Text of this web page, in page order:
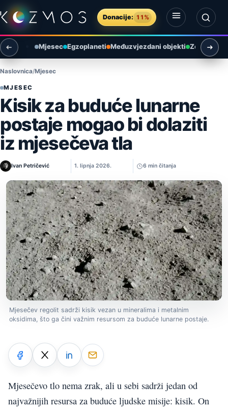
Preskoči na sadržaj
Donacije: 11%
Otvori izbornik
Otvori pretragu
Mjesec Egzoplaneti Međuzvjezdani objekti Zemlja i
Naslovnica Mjesec
MJESEC
Kisik za buduće lunarne
postaje mogao bi dolaziti
iz mjesečeva tla
Ivan Petričević 1. lipnja 2026. 6 min čitanja
Mjesečev regolit sadrži kisik vezan u mineralima i metalnim
oksidima, što ga čini važnim resursom za buduće lunarne postaje.
Mjesečevo tlo nema zrak, ali u sebi sadrži jedan od
najvažnijih resursa za buduće ljudske misije: kisik. On